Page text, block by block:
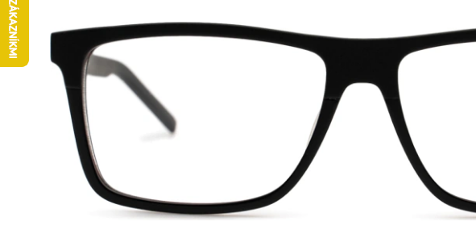
38 mm
Výška očnice
57 mm
Šírka očnice
57
mostíka